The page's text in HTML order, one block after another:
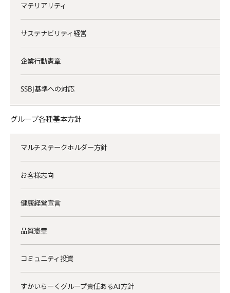
マテリアリティ
サステナビリティ経営
企業行動憲章
SSBJ基準への対応
グループ各種基本方針
マルチステークホルダー方針
お客様志向
健康経営宣言
品質憲章
コミュニティ投資
すかいらーくグループ責任あるAI方針